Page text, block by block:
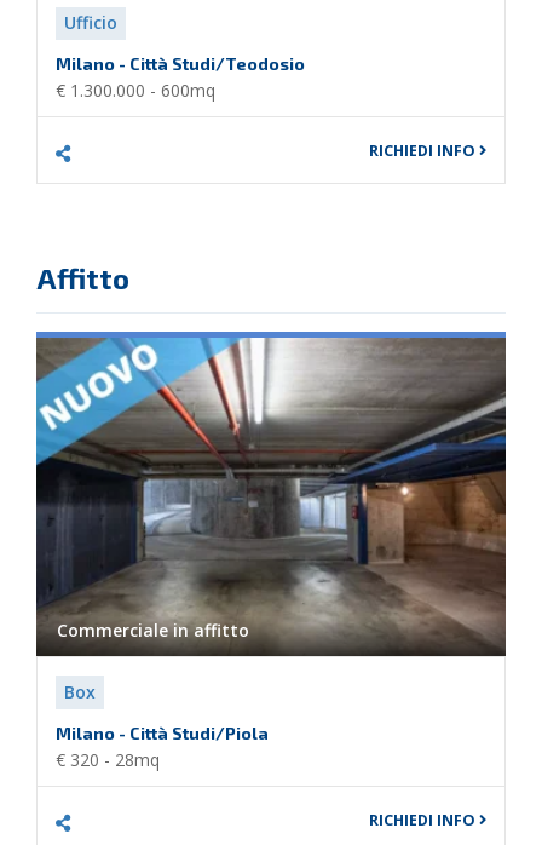
Ufficio
Milano - Città Studi/Teodosio
€ 1.300.000 - 600mq
RICHIEDI INFO
Affitto
Commerciale inaffitto
Box
Milano - Città Studi/Piola
€ 320 - 28mq
RICHIEDI INFO